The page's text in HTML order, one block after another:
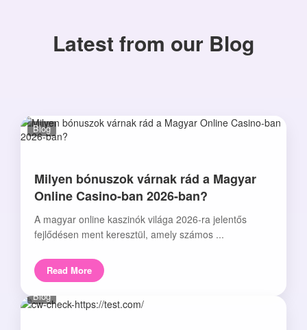
Latest from our Blog
Blog
Milyen bónuszok várnak rád a Magyar
Online Casino-ban 2026-ban?
A magyar online kaszinók világa 2026-ra jelentős
fejlődésen ment keresztül, amely számos ...
Read More
Blog